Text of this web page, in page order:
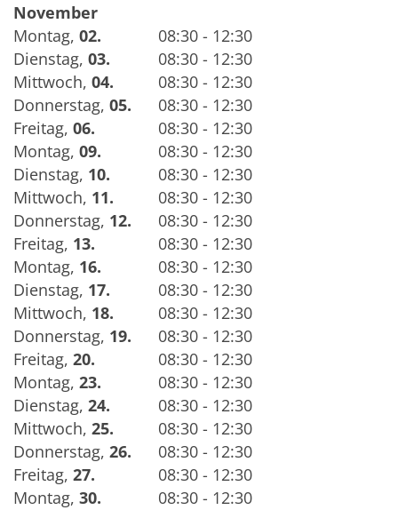
November
Montag, 02.
08:30 - 12:30
Dienstag, 03.
08:30 - 12:30
Mittwoch, 04.
08:30 - 12:30
Donnerstag, 05.
08:30 - 12:30
Freitag, 06.
08:30 - 12:30
Montag, 09.
08:30 - 12:30
Dienstag, 10.
08:30 - 12:30
Mittwoch, 11.
08:30 - 12:30
Donnerstag, 12.
08:30 - 12:30
Freitag, 13.
08:30 - 12:30
Montag, 16.
08:30 - 12:30
Dienstag, 17.
08:30 - 12:30
Mittwoch, 18.
08:30 - 12:30
Donnerstag, 19.
08:30 - 12:30
Freitag, 20.
08:30 - 12:30
Montag, 23.
08:30 - 12:30
Dienstag, 24.
08:30 - 12:30
Mittwoch, 25.
08:30 - 12:30
Donnerstag, 26.
08:30 - 12:30
Freitag, 27.
08:30 - 12:30
Montag, 30.
08:30 - 12:30